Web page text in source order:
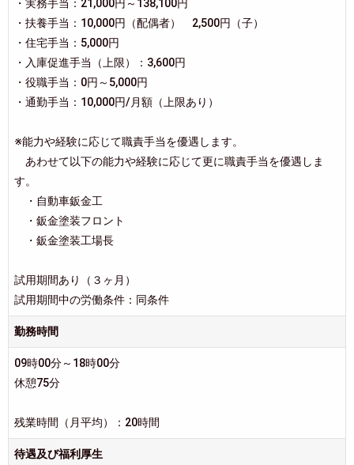
・実務手当：21,000円～138,100円
・扶養手当：10,000円（配偶者） 2,500円（子）
・住宅手当：5,000円
・入庫促進手当（上限）：3,600円
・役職手当：0円～5,000円
・通勤手当：10,000円/月額（上限あり）
※能力や経験に応じて職責手当を優遇します。
あわせて以下の能力や経験に応じて更に職責手当を優遇しま
す。
・自動車鈑金工
・鈑金塗装フロント
・鈑金塗装工場長
試用期間あり（３ヶ月）
試用期間中の労働条件：同条件
勤務時間
09時00分～18時00分
休憩75分
残業時間（月平均）：20時間
待遇及び福利厚生